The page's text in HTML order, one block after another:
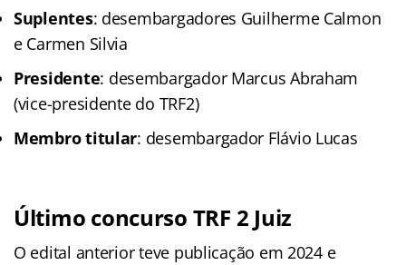
Suplentes: desembargadores Guilherme Calmon
e Carmen Silvia
Presidente: desembargador Marcus Abraham
(vice-presidente do TRF2)
Membro titular: desembargador Flávio Lucas
Último concurso TRF 2 Juiz
O edital anterior teve publicação em 2024 e